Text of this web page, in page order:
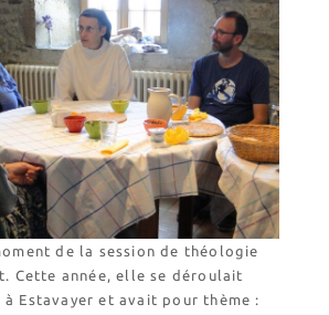
de la session de théologie
Cette année, elle se déroulait
Estavayer et avait pour thème :